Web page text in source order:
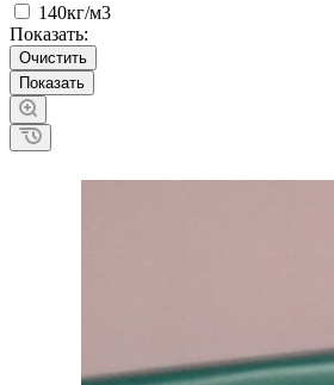
140кг/м3
Показать:
Очистить